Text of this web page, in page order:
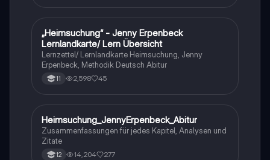
Deutsch
„Heimsuchung“ - Jenny Erpenbeck
Lernlandkarte/ Lern Übersicht
Lernzettel/ Lernlandkarte Heimsuchung, Jenny
Erpenbeck, Methodik Deutsch Abitur
11 2,598 45
Deutsch
Heimsuchung_JennyErpenbeck_Abitur
Zusammenfassungen für jedes Kapitel, Analysen und
Zitate
12 14,204 277